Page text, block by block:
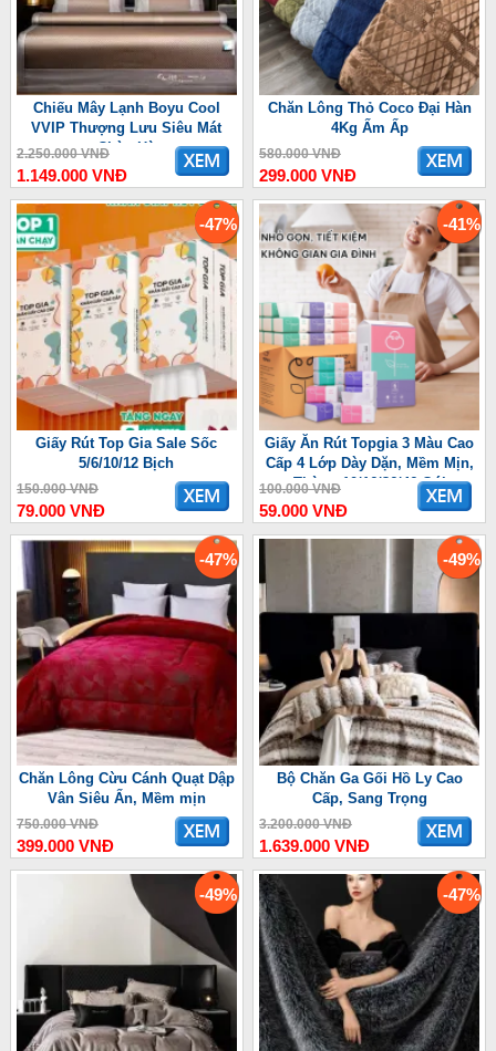
Chiếu Mây Lạnh Boyu Cool
VVIP Thượng Lưu Siêu Mát
Chào Hè
2.250.000 VNĐ
1.149.000 VNĐ
Chăn Lông Thỏ Coco Đại Hàn
4Kg Ấm Ấp
580.000 VNĐ
299.000 VNĐ
-47%
Giấy Rút Top Gia Sale Sốc
5/6/10/12 Bịch
150.000 VNĐ
79.000 VNĐ
-41%
Giấy Ăn Rút Topgia 3 Màu Cao
Cấp 4 Lớp Dày Dặn, Mềm Mịn,
Thùng 10/16/36/46 Gói
100.000 VNĐ
59.000 VNĐ
-47%
Chăn Lông Cừu Cánh Quạt Dập
Vân Siêu Ấn, Mềm mịn
750.000 VNĐ
399.000 VNĐ
-49%
Bộ Chăn Ga Gối Hồ Ly Cao
Cấp, Sang Trọng
3.200.000 VNĐ
1.639.000 VNĐ
-49% -47%